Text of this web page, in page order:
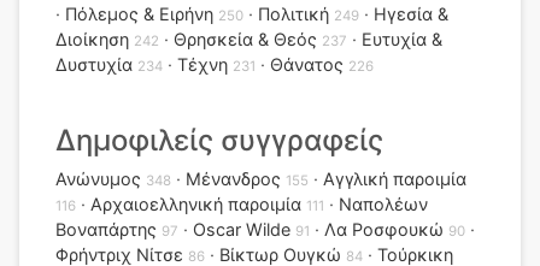
Πόλεμος & Ειρήνη 250 Πολιτική 249
Ηγεσία &
Διοίκηση 242 Θρησκεία & Θεός 237
Ευτυχία &
Δυστυχία 234 Τέχνη 231 Θάνατος 226
Δημοφιλείς συγγραφείς
Ανώνυμος 348 Μένανδρος 155 Αγγλική παροιμία
116 Αρχαιοελληνική παροιμία 111
Ναπολέων
Βοναπάρτης 97 Oscar Wilde 91 Λα Ροσφουκώ 90
Φρήντριχ Νίτσε 86 Βίκτωρ Ουγκώ 84
Τούρκικη